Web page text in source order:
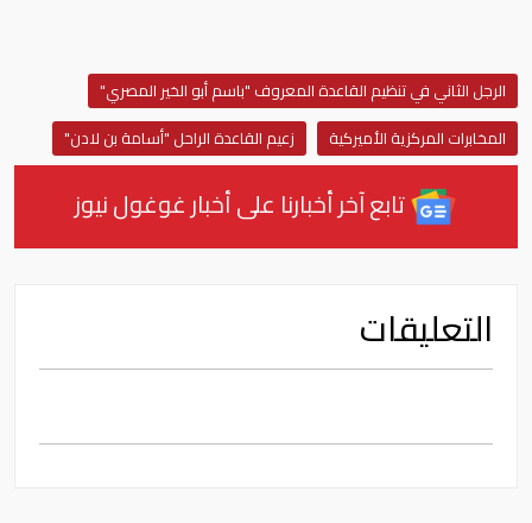
الرجل الثاني في تنظيم القاعدة المعروف "باسم أبو الخير المصري"
المخابرات المركزية الأميركية
زعيم القاعدة الراحل "أسامة بن لادن"
تابع آخر أخبارنا على أخبار غوغول نيوز
التعليقات